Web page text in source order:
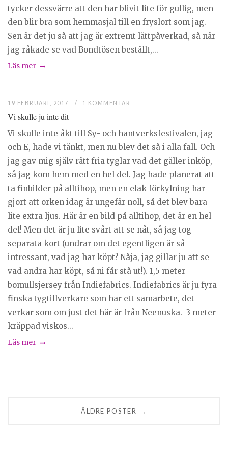
tycker dessvärre att den har blivit lite för gullig, men
den blir bra som hemmasjal till en fryslort som jag.
Sen är det ju så att jag är extremt lättpåverkad, så när
jag råkade se vad Bondtösen beställt,...
Läs mer
19 FEBRUARI, 2017 1 KOMMENTAR
Vi skulle ju inte dit
Vi skulle inte åkt till Sy- och hantverksfestivalen, jag
och E, hade vi tänkt, men nu blev det så i alla fall. Och
jag gav mig själv rätt fria tyglar vad det gäller inköp,
så jag kom hem med en hel del. Jag hade planerat att
ta finbilder på alltihop, men en elak förkylning har
gjort att orken idag är ungefär noll, så det blev bara
lite extra ljus. Här är en bild på alltihop, det är en hel
del! Men det är ju lite svårt att se nåt, så jag tog
separata kort (undrar om det egentligen är så
intressant, vad jag har köpt? Nåja, jag gillar ju att se
vad andra har köpt, så ni får stå ut!). 1,5 meter
bomullsjersey från Indiefabrics. Indiefabrics är ju fyra
finska tygtillverkare som har ett samarbete, det
verkar som om just det här är från Neenuska. 3 meter
kräppad viskos...
Läs mer
ÄLDRE POSTER →